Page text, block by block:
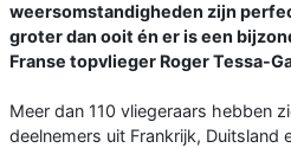
weersomstandigheden zijn
groter dan ooit én er is een
Franse topvlieger Roger Tessa-
Meer dan 110 vliegeraars hebben
deelnemers uit Frankrijk, Duitsland